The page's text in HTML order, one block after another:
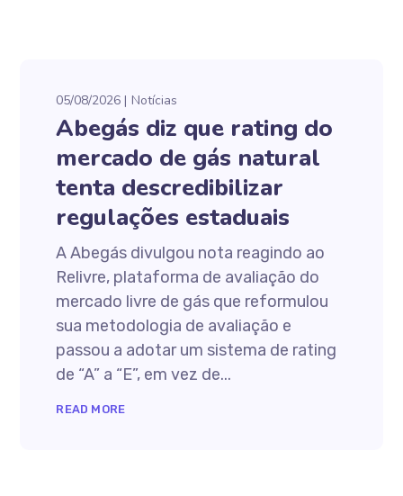
05/08/2026 Notícias
Abegás diz que rating do
mercado de gás natural
tenta descredibilizar
regulações estaduais
A Abegás divulgou nota reagindo ao
Relivre, plataforma de avaliação do
mercado livre de gás que reformulou
sua metodologia de avaliação e
passou a adotar um sistema de rating
de “A” a “E”, em vez de...
READ MORE